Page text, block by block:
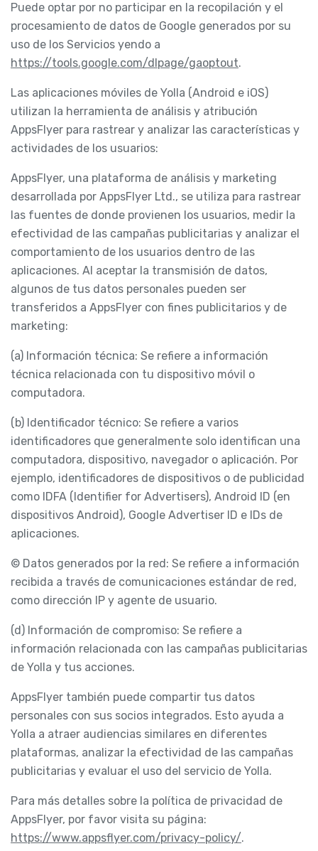
Puede optar por no participar en la recopilación y el
procesamiento de datos de Google generados por su
uso de los Servicios yendo a
https://tools.google.com/dlpage/gaoptout.
Las aplicaciones móviles de Yolla (Android e iOS)
utilizan la herramienta de análisis y atribución
AppsFlyer para rastrear y analizar las características y
actividades de los usuarios:
AppsFlyer, una plataforma de análisis y marketing
desarrollada por AppsFlyer Ltd., se utiliza para rastrear
las fuentes de donde provienen los usuarios, medir la
efectividad de las campañas publicitarias y analizar el
comportamiento de los usuarios dentro de las
aplicaciones. Al aceptar la transmisión de datos,
algunos de tus datos personales pueden ser
transferidos a AppsFlyer con fines publicitarios y de
marketing:
(a) Información técnica: Se refiere a información
técnica relacionada con tu dispositivo móvil o
computadora.
(b) Identificador técnico: Se refiere a varios
identificadores que generalmente solo identifican una
computadora, dispositivo, navegador o aplicación. Por
ejemplo, identificadores de dispositivos o de publicidad
como IDFA (Identifier for Advertisers), Android ID (en
dispositivos Android), Google Advertiser ID e IDs de
aplicaciones.
© Datos generados por la red: Se refiere a información
recibida a través de comunicaciones estándar de red,
como dirección IP y agente de usuario.
(d) Información de compromiso: Se refiere a
información relacionada con las campañas publicitarias
de Yolla y tus acciones.
AppsFlyer también puede compartir tus datos
personales con sus socios integrados. Esto ayuda a
Yolla a atraer audiencias similares en diferentes
plataformas, analizar la efectividad de las campañas
publicitarias y evaluar el uso del servicio de Yolla.
Para más detalles sobre la política de privacidad de
AppsFlyer, por favor visita su página:
https://www.appsflyer.com/privacy-policy/.